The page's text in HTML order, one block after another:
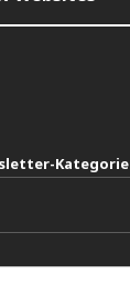
Kategorie